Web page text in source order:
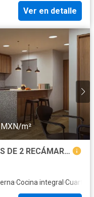
Ver en detalle
m²
PREVENTA DE DEPARTAMENTOS DE 2 RECÁMARAS EN NARVARTE PONIENTE, BENITO JUÁREZ.
·Cocina integral ·Cuarto